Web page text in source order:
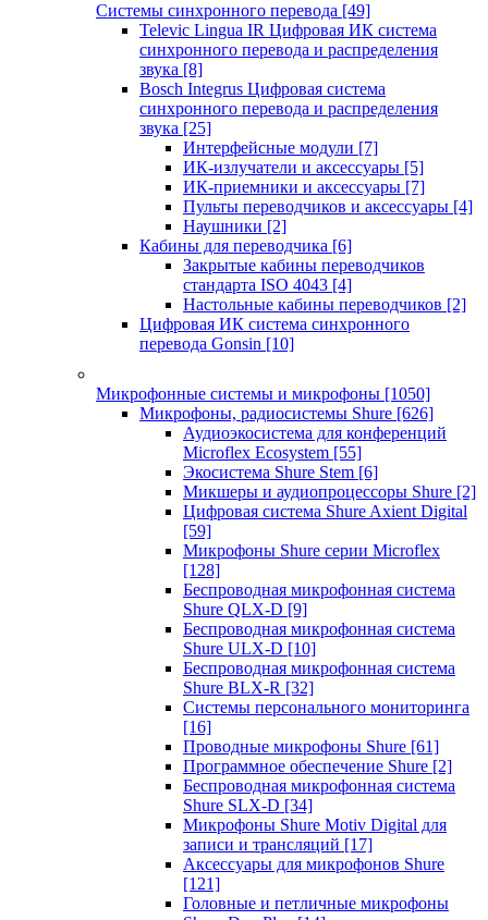
Системы синхронного перевода [49]
Televic Lingua IR Цифровая ИК система
синхронного перевода и распределения
звука [8]
Bosch Integrus Цифровая система
синхронного перевода и распределения
звука [25]
Интерфейсные модули [7]
ИК-излучатели и аксессуары [5]
ИК-приемники и аксессуары [7]
Пульты переводчиков и аксессуары [4]
Наушники [2]
Кабины для переводчика [6]
Закрытые кабины переводчиков
стандарта ISO 4043 [4]
Настольные кабины переводчиков [2]
Цифровая ИК система синхронного
перевода Gonsin [10]
Микрофонные системы и микрофоны [1050]
Микрофоны, радиосистемы Shure [626]
Аудиоэкосистема для конференций
Microflex Ecosystem [55]
Экосистема Shure Stem [6]
Микшеры и аудиопроцессоры Shure [2]
Цифровая система Shure Axient Digital
[59]
Микрофоны Shure серии Microflex
[128]
Беспроводная микрофонная система
Shure QLX-D [9]
Беспроводная микрофонная система
Shure ULX-D [10]
Беспроводная микрофонная система
Shure BLX-R [32]
Системы персонального мониторинга
[16]
Проводные микрофоны Shure [61]
Программное обеспечение Shure [2]
Беспроводная микрофонная система
Shure SLX-D [34]
Микрофоны Shure Motiv Digital для
записи и трансляций [17]
Аксессуары для микрофонов Shure
[121]
Головные и петличные микрофоны